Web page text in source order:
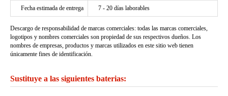
Fecha estimada de entrega 7 - 20 días laborables
Descargo de responsabilidad de marcas comerciales: todas las marcas comerciales,
logotipos y nombres comerciales son propiedad de sus respectivos dueños. Los
nombres de empresas, productos y marcas utilizados en este sitio web tienen
únicamente fines de identificación.
Sustituye a las siguientes baterias: